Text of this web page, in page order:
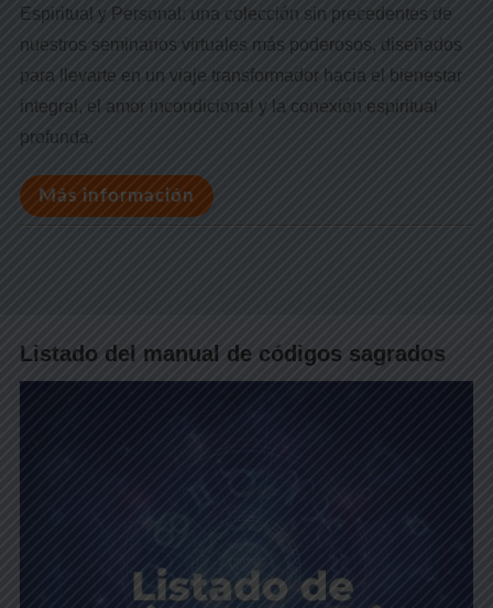
Espiritual y Personal: una colección sin precedentes de
nuestros seminarios virtuales más poderosos, diseñados
para llevarte en un viaje transformador hacia el bienestar
integral, el amor incondicional y la conexión espiritual
profunda.
Más información
Listado del manual de códigos sagrados